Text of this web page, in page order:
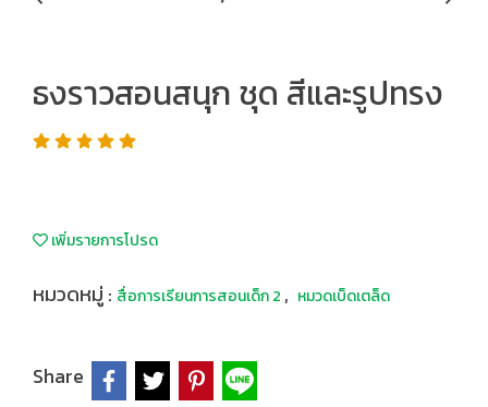
ธงราวสอนสนุก ชุด สีและรูปทรง
เพิ่มรายการโปรด
หมวดหมู่ : สื่อการเรียนการสอนเด็ก 2 , หมวดเบ็ดเตล็ด
Share